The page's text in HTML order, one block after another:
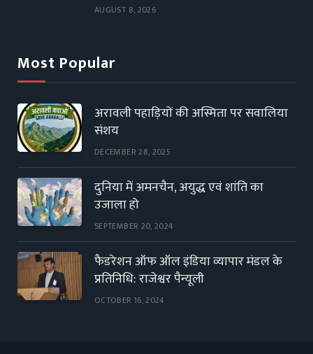
AUGUST 8, 2026
Most Popular
अरावली पहाड़ियों की अस्मिता पर सवालिया
संशय
DECEMBER 28, 2025
दुनिया में अमनचैन, अयुद्ध एवं शांति का
उजाला हो
SEPTEMBER 20, 2024
फैडरेशन ऑफ ऑल इंडिया व्यापार मंडल के
प्रतिनिधि: राजेश्वर पैन्यूली
OCTOBER 16, 2024